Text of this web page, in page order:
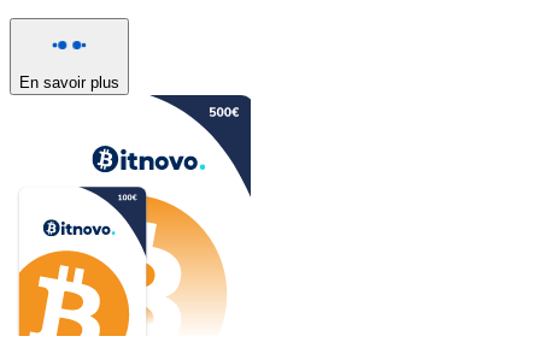
En savoir plus